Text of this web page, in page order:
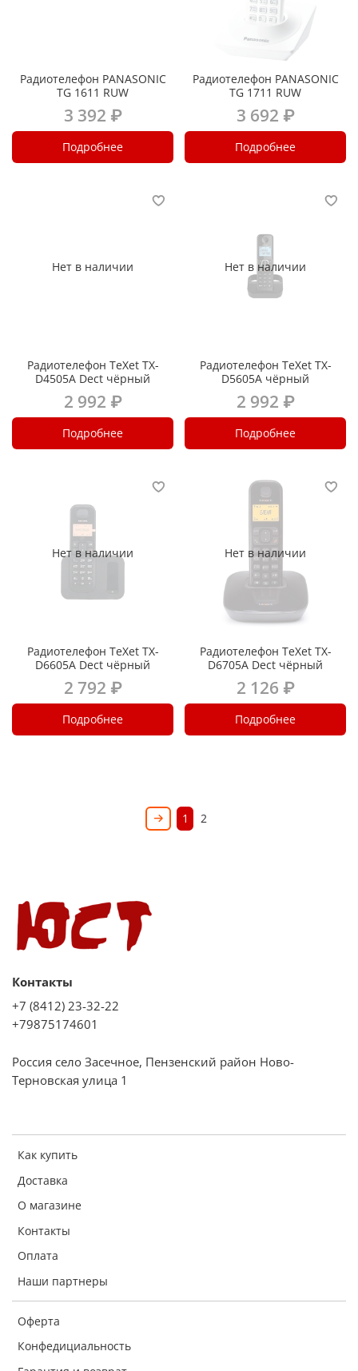
Радиотелефон PANASONIC
TG 1611 RUW
3 392 ₽
Подробнее
Радиотелефон PANASONIC
TG 1711 RUW
3 692 ₽
Подробнее
Нет в наличии
Радиотелефон TeXet TX-
D4505A Dect чёрный
2 992 ₽
Подробнее
Нет в наличии
Радиотелефон TeXet TX-
D5605A чёрный
2 992 ₽
Подробнее
Нет в наличии
Радиотелефон TeXet TX-
D6605A Dect чёрный
2 792 ₽
Подробнее
Нет в наличии
Радиотелефон TeXet TX-
D6705A Dect чёрный
2 126 ₽
Подробнее
1 2
Как купить
Доставка
О магазине
Контакты
Оплата
Наши партнеры
Оферта
Конфедициальность
Контакты
+7 (8412) 23-32-22
+79875174601
Россия село Засечное, Пензенский район Ново-
Терновская улица 1